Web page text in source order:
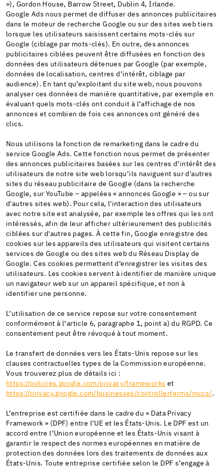
»), Gordon House, Barrow Street, Dublin 4, Irlande.
Google Ads nous permet de diffuser des annonces publicitaires
dans le moteur de recherche Google ou sur des sites web tiers
lorsque les utilisateurs saisissent certains mots-clés sur
Google (ciblage par mots-clés). En outre, des annonces
publicitaires ciblées peuvent être diffusées en fonction des
données des utilisateurs détenues par Google (par exemple,
données de localisation, centres d’intérêt, ciblage par
audience). En tant qu’exploitant du site web, nous pouvons
analyser ces données de manière quantitative, par exemple en
évaluant quels mots-clés ont conduit à l’affichage de nos
annonces et combien de fois ces annonces ont généré des
clics.
Nous utilisons la fonction de remarketing dans le cadre du
service Google Ads. Cette fonction nous permet de présenter
des annonces publicitaires basées sur les centres d’intérêt des
utilisateurs de notre site web lorsqu’ils naviguent sur d'autres
sites du réseau publicitaire de Google (dans la recherche
Google, sur YouTube – appelées « annonces Google » – ou sur
d'autres sites web). Pour cela, l'interaction des utilisateurs
avec notre site est analysée, par exemple les offres qui les ont
intéressés, afin de leur afficher ultérieurement des publicités
ciblées sur d'autres pages. À cette fin, Google enregistre des
cookies sur les appareils des utilisateurs qui visitent certains
services de Google ou des sites web du Réseau Display de
Google. Ces cookies permettent d’enregistrer les visites des
utilisateurs. Les cookies servent à identifier de manière unique
un navigateur web sur un appareil spécifique, et non à
identifier une personne.
L’utilisation de ce service repose sur votre consentement
conformément à l’article 6, paragraphe 1, point a) du RGPD. Ce
consentement peut être révoqué à tout moment.
Le transfert de données vers les États-Unis repose sur les
clauses contractuelles types de la Commission européenne.
Vous trouverez plus de détails ici :
https://policies.google.com/privacy/frameworks et
https://privacy.google.com/businesses/controllerterms/mccs/.
L’entreprise est certifiée dans le cadre du « Data Privacy
Framework » (DPF) entre l’UE et les États-Unis. Le DPF est un
accord entre l’Union européenne et les États-Unis visant à
garantir le respect des normes européennes en matière de
protection des données lors des traitements de données aux
États-Unis. Toute entreprise certifiée selon le DPF s’engage à